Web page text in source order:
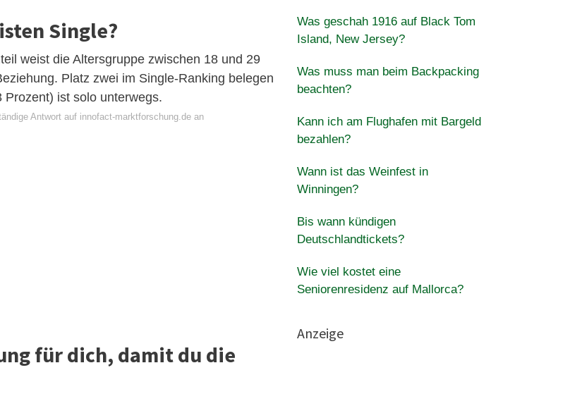
Single?
weist die Altersgruppe zwischen 18 und 29
Platz zwei im Single-Ranking belegen
ist solo unterwegs.
Antwort auf innofact-marktforschung.de an
für dich, damit du die
Was geschah 1916 auf Black Tom
Island, New Jersey?
Was muss man beim Backpacking
beachten?
Kann ich am Flughafen mit Bargeld
bezahlen?
Wann ist das Weinfest in
Winningen?
Bis wann kündigen
Deutschlandtickets?
Wie viel kostet eine
Seniorenresidenz auf Mallorca?
Anzeige